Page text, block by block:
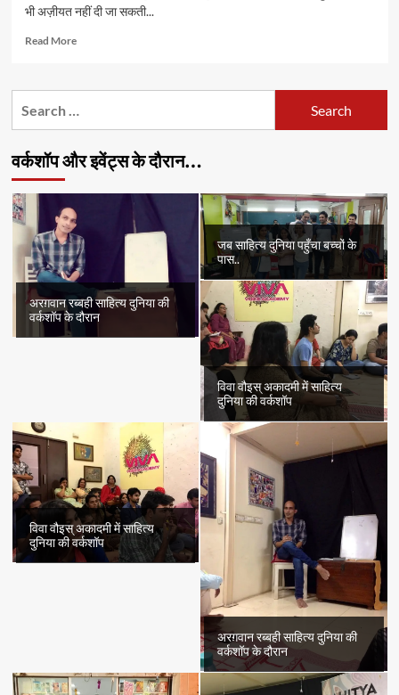
भी अज़ीयत नहीं दी जा सकती...
Read MoreRead
तुझसे
नहीं
जा
वर्कशॉप और इवेंट्स के दौरान…
अरग़वान रब्बही साहित्य दुनिया की
वर्कशॉप के दौरान
जब साहित्य दुनिया पहुँचा बच्चों के
पास..
विवा वौइस् अकादमी में साहित्य
दुनिया की वर्कशॉप
विवा वौइस् अकादमी में साहित्य
दुनिया की वर्कशॉप
अरग़वान रब्बही साहित्य दुनिया की
वर्कशॉप के दौरान